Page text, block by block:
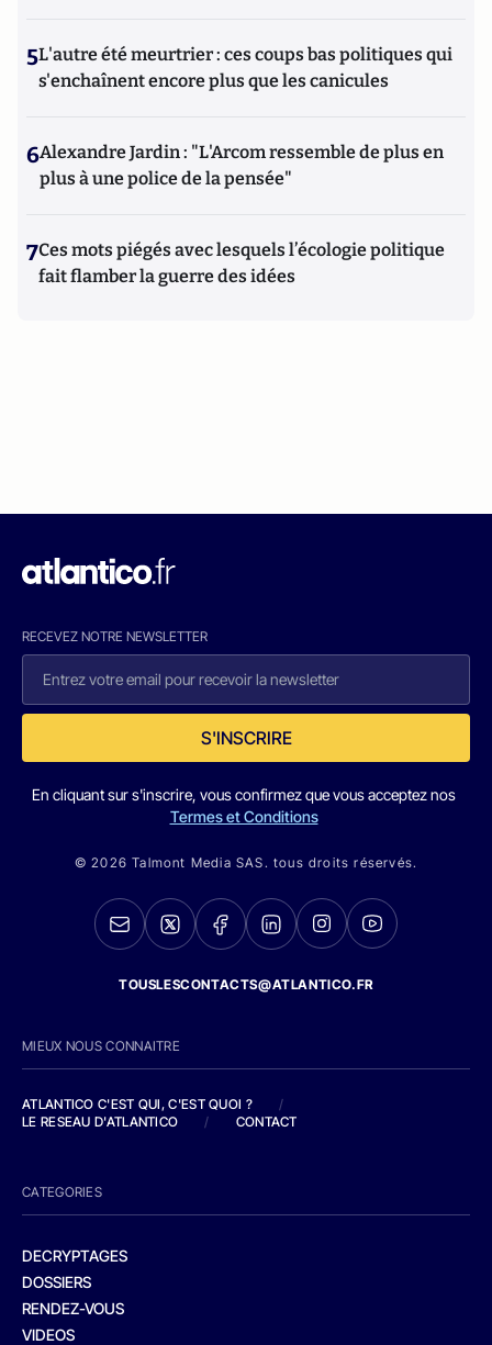
5L'autre été meurtrier : ces coups bas politiques qui
s'enchaînent encore plus que les canicules
6Alexandre Jardin : "L'Arcom ressemble de plus en
plus à une police de la pensée"
7Ces mots piégés avec lesquels l’écologie politique
fait flamber la guerre des idées
RECEVEZ NOTRE NEWSLETTER
S'INSCRIRE
En cliquant sur s'inscrire, vous confirmez que vous acceptez nos
Termes et Conditions
© 2026 Talmont Media SAS. tous droits réservés.
TOUSLESCONTACTS@ATLANTICO.FR
MIEUX NOUS CONNAITRE
ATLANTICO C'EST QUI, C'EST QUOI ?
/
LE RESEAU D'ATLANTICO
/ CONTACT
CATEGORIES
DECRYPTAGES
DOSSIERS
RENDEZ-VOUS
VIDEOS